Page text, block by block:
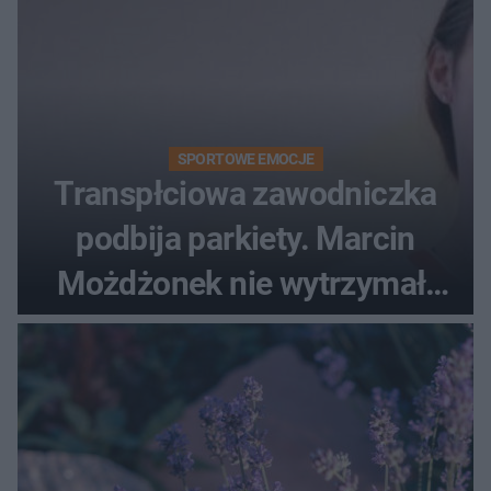
SPORTOWE EMOCJE
Transpłciowa zawodniczka
podbija parkiety. Marcin
Możdżonek nie wytrzymał:
"Skandaliczna sytuacja"